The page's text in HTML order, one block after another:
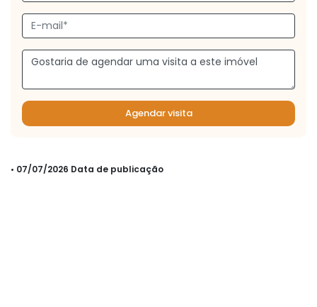
Agendar visita
• 07/07/2026 Data de publicação